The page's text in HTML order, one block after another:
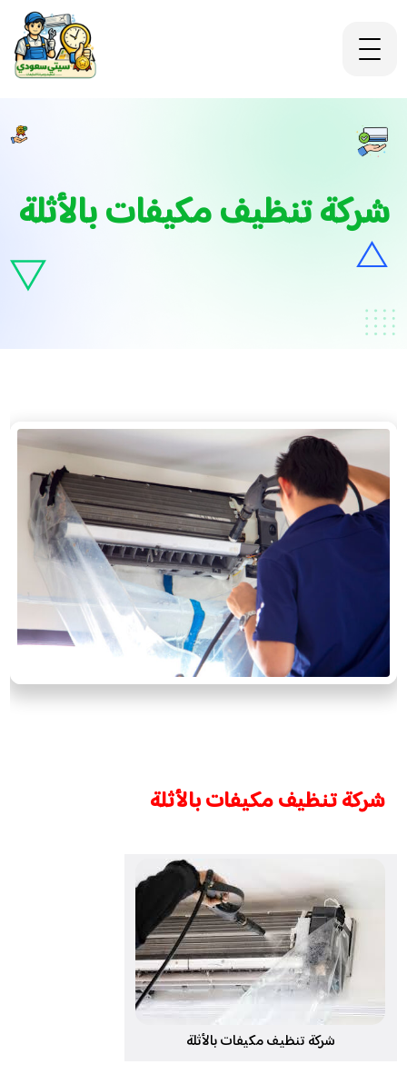
شركة تنظيف مكيفات بالأثلة
شركة تنظيف مكيفات بالأثلة
شركة تنظيف مكيفات بالأثلة